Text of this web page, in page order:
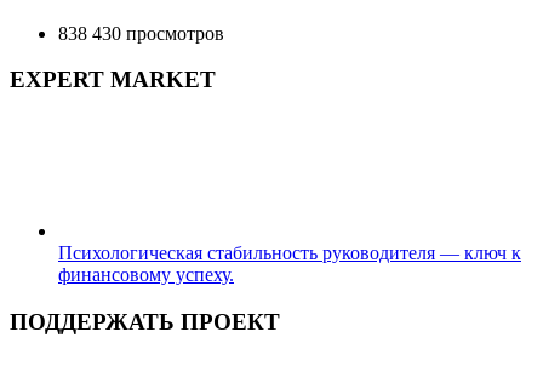
838 430 просмотров
EXPERT MARKET
Психологическая стабильность руководителя — ключ к
финансовому успеху.
ПОДДЕРЖАТЬ ПРОЕКТ